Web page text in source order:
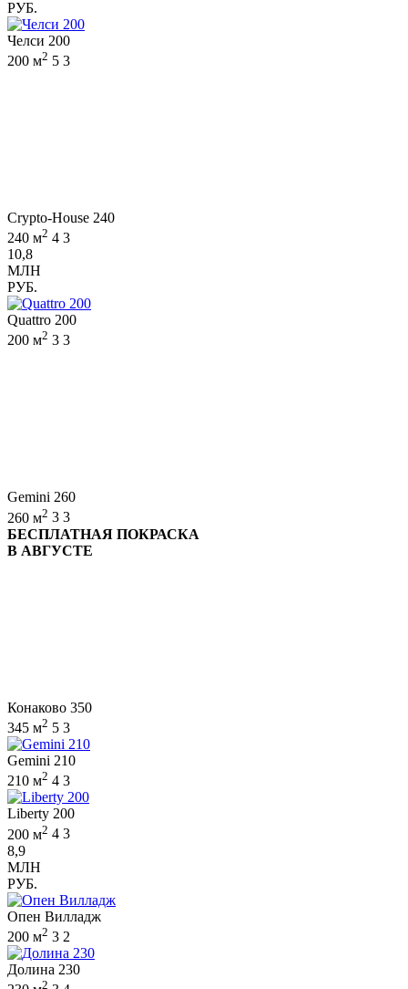
РУБ.
Челси 200
200 м2 5 3
Crypto-House 240
240 м2 4 3
10,8
МЛН
РУБ.
Quattro 200
200 м2 3 3
Gemini 260
260 м2 3 3
БЕСПЛАТНАЯ ПОКРАСКА
В АВГУСТЕ
Конаково 350
345 м2 5 3
Gemini 210
210 м2 4 3
Liberty 200
200 м2 4 3
8,9
МЛН
РУБ.
Опен Вилладж
200 м2 3 2
Долина 230
2